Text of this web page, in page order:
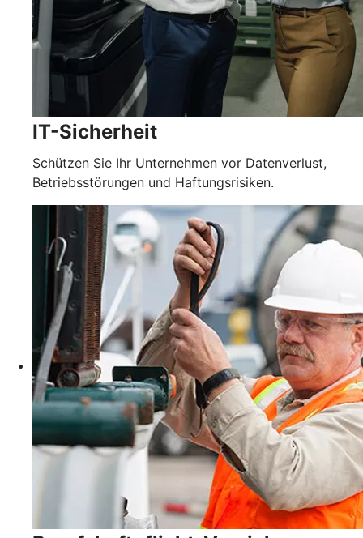
IT-Sicherheit
Schützen Sie Ihr Unternehmen vor Datenverlust,
Betriebsstörungen und Haftungsrisiken.